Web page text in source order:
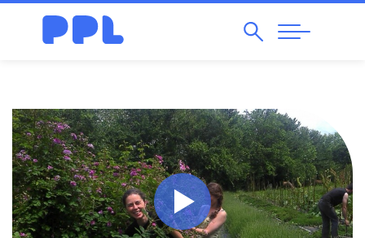
Pesquisar
Abrir
Navegação